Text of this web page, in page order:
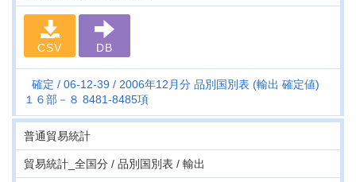
CSV DB
確定 06-12-39
2006年12月分 品別国別表 (輸出 確定値)
１６部－８ 8481-8485項
普通貿易統計
貿易統計_全国分 / 品別国別表 / 輸出